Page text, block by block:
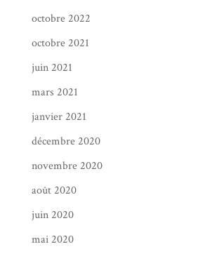
octobre 2022
octobre 2021
juin 2021
mars 2021
janvier 2021
décembre 2020
novembre 2020
août 2020
juin 2020
mai 2020